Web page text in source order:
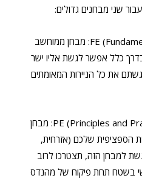
שני מבחנים גדולים:
בחינת FE (Fundamentals of Engineering): מבחן ממוחשב
כלל אפשר לגשת אליו ישר
את כל הניירות המאומתים
בחינת PE (Principles and Practice of Engineering): מבחן
הספציפית שלכם (אזרחית,
למבחן הזה, תצטרכו לרוב
בשטח תחת פיקוח של מהנדס